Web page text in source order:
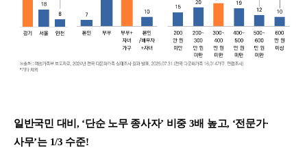
일반국민 대비, ‘단순 노무 종사자’ 비중 3배 높고, ‘전문가∙
사무’는 1/3 수준!